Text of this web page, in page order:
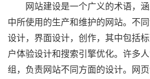
网站建设是一个广义的术语，涵
中所使用的生产和维护的网站。不
设计，界面设计，创作，其中包括
户体验设计和搜索引擎优化。许多
组，负责网站不同方面的设计。网